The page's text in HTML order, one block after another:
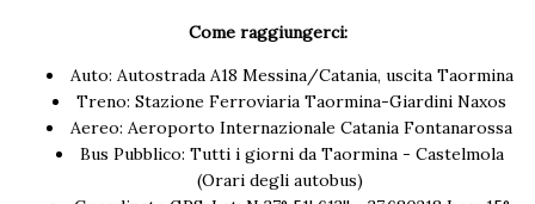
Come raggiungerci:
Auto: Autostrada A18 Messina/Catania, uscita Taormina
Treno: Stazione Ferroviaria Taormina-Giardini Naxos
Aereo: Aeroporto Internazionale Catania Fontanarossa
Bus Pubblico: Tutti i giorni da Taormina - Castelmola
(Orari degli autobus)